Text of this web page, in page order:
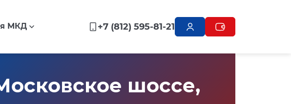
МКД +7 (812) 595-81-21
шоссе,